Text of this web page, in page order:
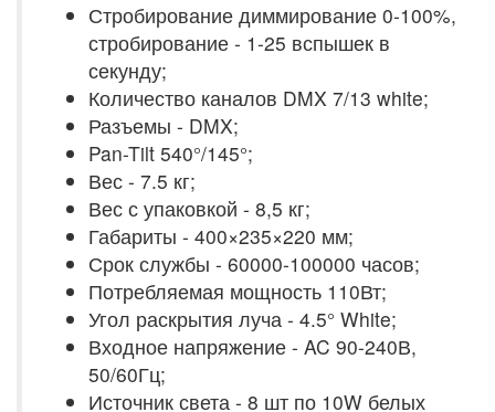
Стробирование диммирование 0-100%,
стробирование - 1-25 вспышек в
секунду;
Количество каналов DMX 7/13 white;
Разъемы - DMX;
Pan-Tilt 540°/145°;
Вес - 7.5 кг;
Вес с упаковкой - 8,5 кг;
Габариты - 400×235×220 мм;
Срок службы - 60000-100000 часов;
Потребляемая мощность 110Вт;
Угол раскрытия луча - 4.5° White;
Входное напряжение - AC 90-240В,
50/60Гц;
Источник света - 8 шт по 10W белых